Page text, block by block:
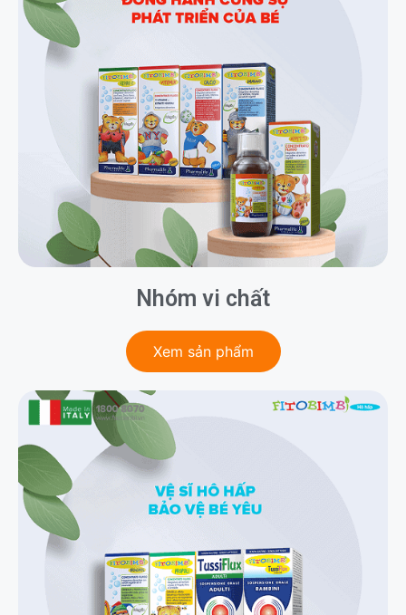
Nhóm vi chất
Xem sản phẩm